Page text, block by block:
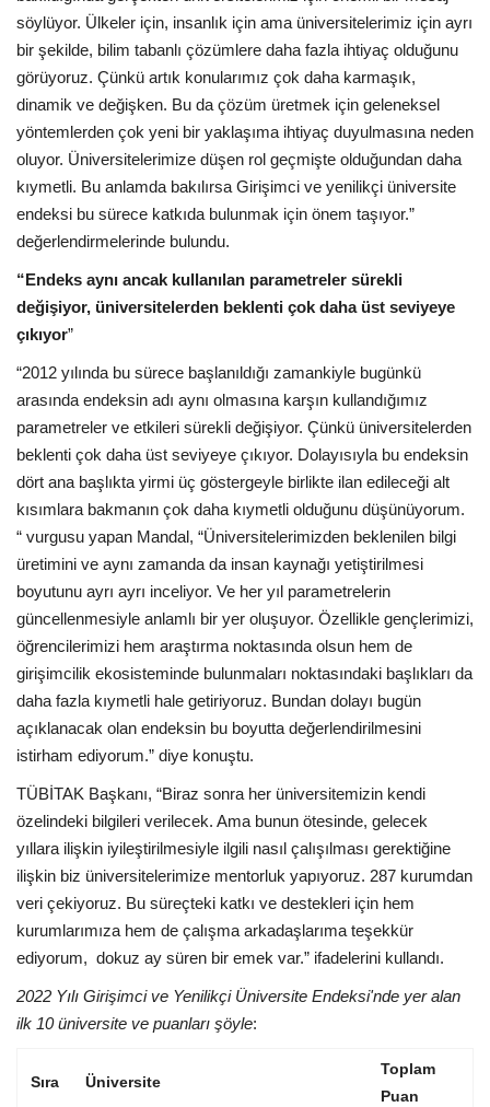
söylüyor. Ülkeler için, insanlık için ama üniversitelerimiz için ayrı
bir şekilde, bilim tabanlı çözümlere daha fazla ihtiyaç olduğunu
görüyoruz. Çünkü artık konularımız çok daha karmaşık,
dinamik ve değişken. Bu da çözüm üretmek için geleneksel
yöntemlerden çok yeni bir yaklaşıma ihtiyaç duyulmasına neden
oluyor. Üniversitelerimize düşen rol geçmişte olduğundan daha
kıymetli. Bu anlamda bakılırsa Girişimci ve yenilikçi üniversite
endeksi bu sürece katkıda bulunmak için önem taşıyor.”
değerlendirmelerinde bulundu.
“Endeks aynı ancak kullanılan parametreler sürekli
değişiyor, üniversitelerden beklenti çok daha üst seviyeye
çıkıyor”
“2012 yılında bu sürece başlanıldığı zamankiyle bugünkü
arasında endeksin adı aynı olmasına karşın kullandığımız
parametreler ve etkileri sürekli değişiyor. Çünkü üniversitelerden
beklenti çok daha üst seviyeye çıkıyor. Dolayısıyla bu endeksin
dört ana başlıkta yirmi üç göstergeyle birlikte ilan edileceği alt
kısımlara bakmanın çok daha kıymetli olduğunu düşünüyorum.
“ vurgusu yapan Mandal, “Üniversitelerimizden beklenilen bilgi
üretimini ve aynı zamanda da insan kaynağı yetiştirilmesi
boyutunu ayrı ayrı inceliyor. Ve her yıl parametrelerin
güncellenmesiyle anlamlı bir yer oluşuyor. Özellikle gençlerimizi,
öğrencilerimizi hem araştırma noktasında olsun hem de
girişimcilik ekosisteminde bulunmaları noktasındaki başlıkları da
daha fazla kıymetli hale getiriyoruz. Bundan dolayı bugün
açıklanacak olan endeksin bu boyutta değerlendirilmesini
istirham ediyorum.” diye konuştu.
TÜBİTAK Başkanı, “Biraz sonra her üniversitemizin kendi
özelindeki bilgileri verilecek. Ama bunun ötesinde, gelecek
yıllara ilişkin iyileştirilmesiyle ilgili nasıl çalışılması gerektiğine
ilişkin biz üniversitelerimize mentorluk yapıyoruz. 287 kurumdan
veri çekiyoruz. Bu süreçteki katkı ve destekleri için hem
kurumlarımıza hem de çalışma arkadaşlarıma teşekkür
ediyorum, dokuz ay süren bir emek var.” ifadelerini kullandı.
2022 Yılı Girişimci ve Yenilikçi Üniversite Endeksi'nde yer alan
ilk 10 üniversite ve puanları şöyle:
Sıra Üniversite
Toplam
Puan